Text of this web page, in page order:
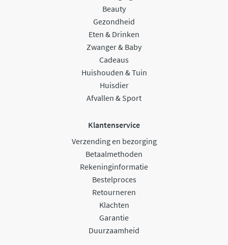
Beauty
Gezondheid
Eten & Drinken
Zwanger & Baby
Cadeaus
Huishouden & Tuin
Huisdier
Afvallen & Sport
Klantenservice
Verzending en bezorging
Betaalmethoden
Rekeninginformatie
Bestelproces
Retourneren
Klachten
Garantie
Duurzaamheid